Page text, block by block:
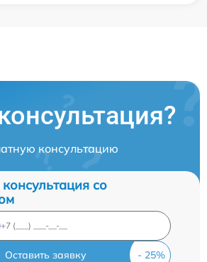
консультацию
со
Оставить заявку